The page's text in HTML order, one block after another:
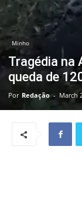
Minho
Tragédia na
queda de
Por Redação - March